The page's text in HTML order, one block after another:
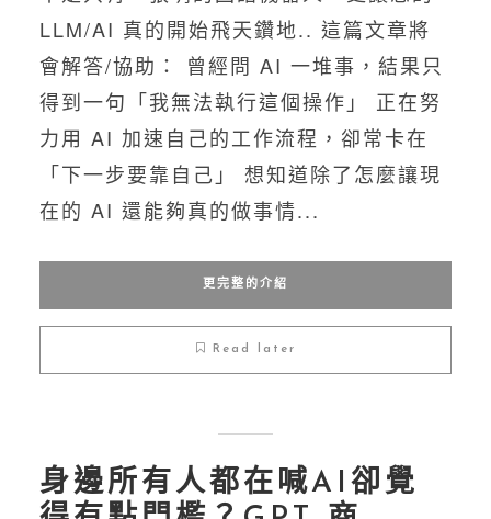
LLM/AI 真的開始飛天鑽地.. 這篇文章將
會解答/協助： 曾經問 AI 一堆事，結果只
得到一句「我無法執行這個操作」 正在努
力用 AI 加速自己的工作流程，卻常卡在
「下一步要靠自己」 想知道除了怎麼讓現
在的 AI 還能夠真的做事情...
更完整的介紹
Read later
身邊所有人都在喊AI卻覺